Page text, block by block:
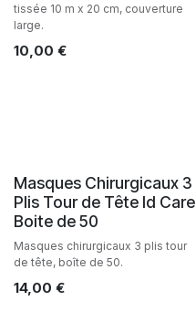
tissée 10 m x 20 cm, couverture
large.
10,00 €
Masques Chirurgicaux 3
Plis Tour de Tête Id Care
Boite de 50
Masques chirurgicaux 3 plis tour
de tête, boîte de 50.
14,00 €